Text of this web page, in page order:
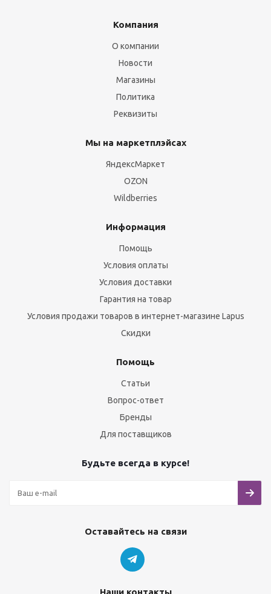
Компания
О компании
Новости
Магазины
Политика
Реквизиты
Мы на маркетплэйсах
ЯндексМаркет
OZON
Wildberries
Информация
Помощь
Условия оплаты
Условия доставки
Гарантия на товар
Условия продажи товаров в интернет-магазине Lapus
Скидки
Помощь
Статьи
Вопрос-ответ
Бренды
Для поставщиков
Будьте всегда в курсе!
Оставайтесь на связи
Наши контакты